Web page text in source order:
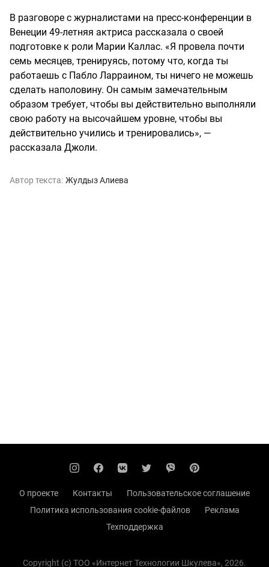
В разговоре с журналистами на пресс-конференции в
Венеции 49-летняя актриса рассказала о своей
подготовке к роли Марии Каллас. «Я провела почти
семь месяцев, тренируясь, потому что, когда ты
работаешь с Пабло Ларраином, ты ничего не можешь
сделать наполовину. Он самым замечательным
образом требует, чтобы вы действительно выполняли
свою работу на высочайшем уровне, чтобы вы
действительно учились и тренировались», —
рассказала Джоли.
Автор текста: Жулдыз Алиева
О проекте Контакты
Пользовательское соглашение
Политика использования cookie-файлов
Реклама
Техподдержка
Copyright (с) TOO «Интернет Технологии Шкулева», 2026.